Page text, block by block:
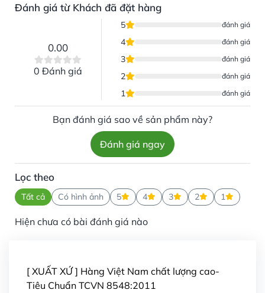
Đánh giá từ Khách đã đặt hàng
0.00
0 Đánh giá
5 đánh giá
4 đánh giá
3 đánh giá
2 đánh giá
1 đánh giá
Bạn đánh giá sao về sản phẩm này?
Đánh giá ngay
Lọc theo
Tất cả Có hình ảnh 5 4 3 2 1
Hiện chưa có bài đánh giá nào
[ XUẤT XỨ ] Hàng Việt Nam chất lượng cao-
Tiêu Chuẩn TCVN 8548:2011